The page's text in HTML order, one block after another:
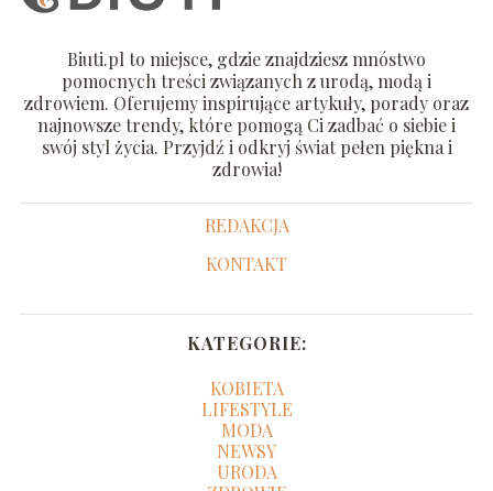
Biuti.pl to miejsce, gdzie znajdziesz mnóstwo
pomocnych treści związanych z urodą, modą i
zdrowiem. Oferujemy inspirujące artykuły, porady oraz
najnowsze trendy, które pomogą Ci zadbać o siebie i
swój styl życia. Przyjdź i odkryj świat pełen piękna i
zdrowia!
REDAKCJA
KONTAKT
KATEGORIE:
KOBIETA
LIFESTYLE
MODA
NEWSY
URODA